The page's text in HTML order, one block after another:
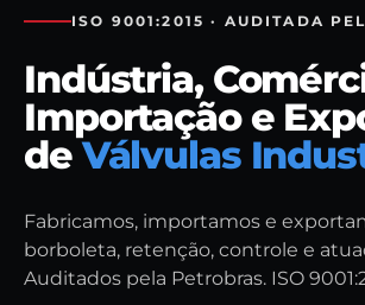
ISO 9001:2015 · AUDITADA
Indústria,
Importação e
deVálvulas
Fabricamos, importamos e
borboleta, retenção, controle e
Auditados pela Petrobras. ISO